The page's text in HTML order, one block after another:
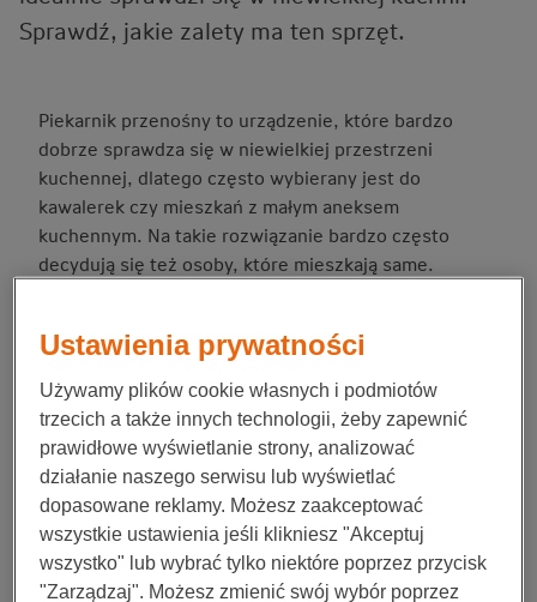
Sprawdź, jakie zalety ma ten sprzęt.
Piekarnik przenośny to urządzenie, które bardzo
dobrze sprawdza się w niewielkiej przestrzeni
kuchennej, dlatego często wybierany jest do
kawalerek czy mieszkań z małym aneksem
kuchennym. Na takie rozwiązanie bardzo często
decydują się też osoby, które mieszkają same.
zaoszczędzenie miejsca, ale także zmniejszenie
wydatków związanych ze zużyciem energii
elektrycznej. Co istotne, jeżeli wybierzesz
odpowiedni model, możesz przygotowywać potrawy
w takim samym zakresie, jak w tradycyjnych
piekarniku elektrycznym. Przenośny model jest też o
tyle wygodny, że możesz, w razie potrzeby,
przestawić go w dowolne miejsce, a gdy nie jest
używany – schować. Sprawdź, co powinieneś
Ustawienia prywatności
Używamy plików cookie własnych i podmiotów
trzecich a także innych technologii, żeby zapewnić
prawidłowe wyświetlanie strony, analizować
działanie naszego serwisu lub wyświetlać
dopasowane reklamy. Możesz zaakceptować
wszystkie ustawienia jeśli klikniesz "Akceptuj
wszystko" lub wybrać tylko niektóre poprzez przycisk
"Zarządzaj". Możesz zmienić swój wybór poprzez